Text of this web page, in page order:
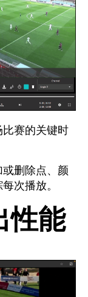
赛的关键时
删除点、颜
次播放。
性能